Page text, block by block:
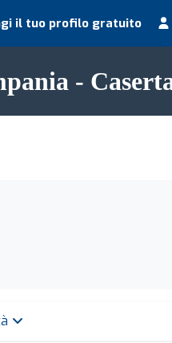
il tuo profilo gratuito
-